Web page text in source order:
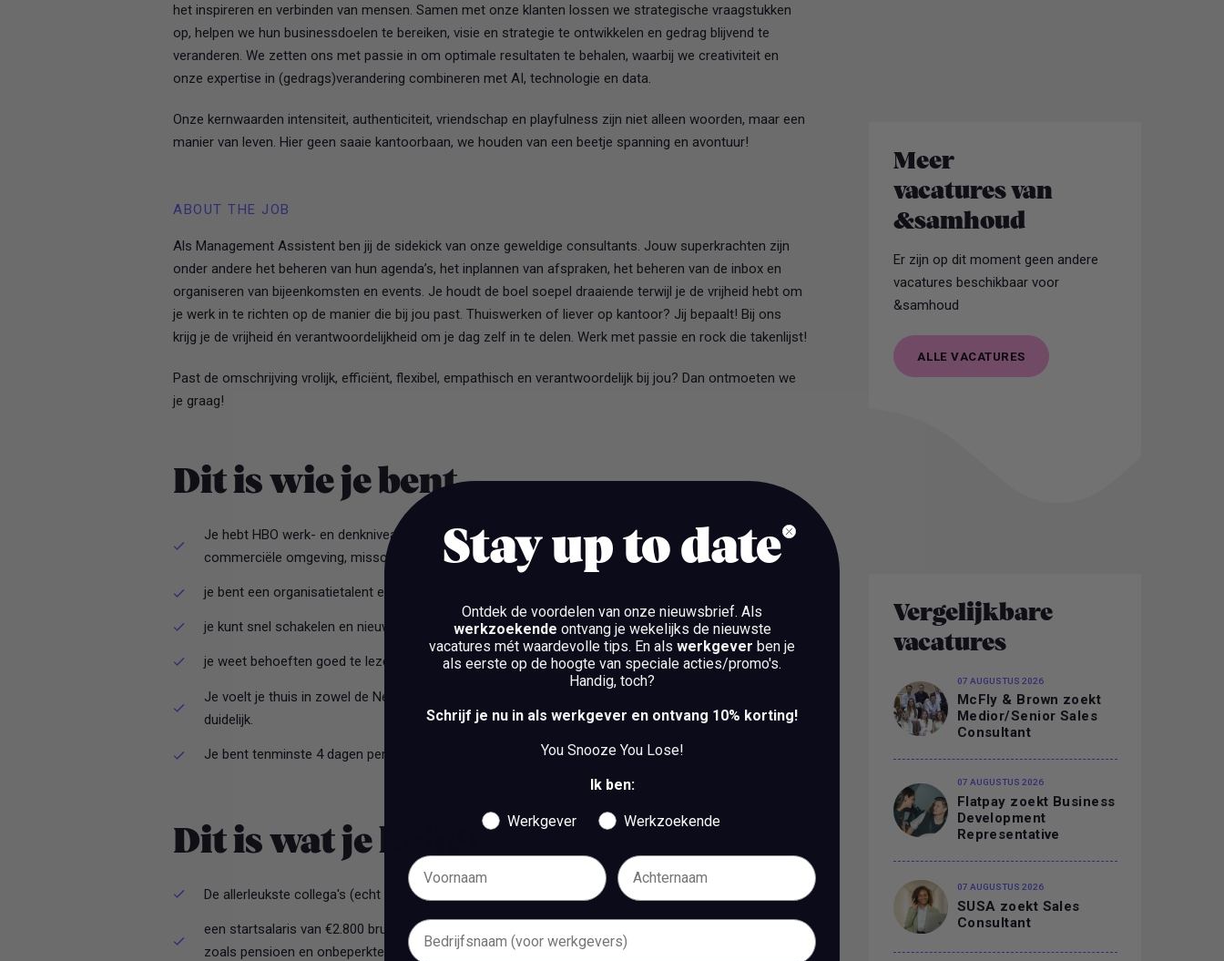
het inspireren en verbinden van mensen. Samen met onze klanten lossen we strategische vraagstukken
op, helpen we hun businessdoelen te bereiken, visie en strategie te ontwikkelen en gedrag blijvend te
veranderen. We zetten ons met passie in om optimale resultaten te behalen, waarbij we creativiteit en
onze expertise in (gedrags)verandering combineren met AI, technologie en data.
Onze kernwaarden intensiteit, authenticiteit, vriendschap en playfulness zijn niet alleen woorden, maar een
manier van leven. Hier geen saaie kantoorbaan, we houden van een beetje spanning en avontuur!
ABOUT THE JOB
Als Management Assistent ben jij de sidekick van onze geweldige consultants. Jouw superkrachten zijn
onder andere het beheren van hun agenda’s, het inplannen van afspraken, het beheren van de inbox en
organiseren van bijeenkomsten en events. Je houdt de boel soepel draaiende terwijl je de vrijheid hebt om
je werk in te richten op de manier die bij jou past. Thuiswerken of liever op kantoor? Jij bepaalt! Bij ons
krijg je de vrijheid én verantwoordelijkheid om je dag zelf in te delen. Werk met passie en rock die takenlijst!
Past de omschrijving vrolijk, efficiënt, flexibel, empathisch en verantwoordelijk bij jou? Dan ontmoeten we
je graag!
Dit is wie je bent
Je hebt HBO werk- en denkniveau en hebt 1 tot 3 jaar werkervaring in een dynamische en
commerciële omgeving, misschien zelfs in een soortgelijke functie.
je bent een organisatietalent en beschikt over een 'hands-on' mentaliteit.
je kunt snel schakelen en nieuwe technologieën omarm jij met gemak.
je weet behoeften goed te lezen en hier pro-actief op in te spelen.
Je voelt je thuis in zowel de Nederlandse als de Engelse taal en communiceert hierin makkelijk en
duidelijk.
Je bent tenminste 4 dagen per week beschikbaar.
Dit is wat je krijgt
De allerleukste collega's (echt waar!) met wie je met plezier werkt of samen op pad gaat;
een startsalaris van €2.800 bruto per maand (fulltime) en goede secundaire arbeidsvoorwaarden
zoals pensioen en onbeperkte vakantiedagen;
Meer
vacatures van
&samhoud
Er zijn op dit moment geen andere
vacatures beschikbaar voor
&samhoud
ALLE VACATURES
Vergelijkbare
vacatures
07 AUGUSTUS 2026
McFly & Brown zoekt
Medior/Senior Sales
Consultant
07 AUGUSTUS 2026
Flatpay zoekt Business
Development
Representative
07 AUGUSTUS 2026
SUSA zoekt Sales
Consultant
Stay up to date
Ontdek de voordelen van onze nieuwsbrief. Als
werkzoekende ontvang je wekelijks de nieuwste
vacatures mét waardevolle tips. En als werkgever ben je
als eerste op de hoogte van speciale acties/promo's.
Handig, toch?
Schrijf je nu in als werkgever en ontvang 10% korting!
You Snooze You Lose!
Ik ben:
Werkgever Werkzoekende